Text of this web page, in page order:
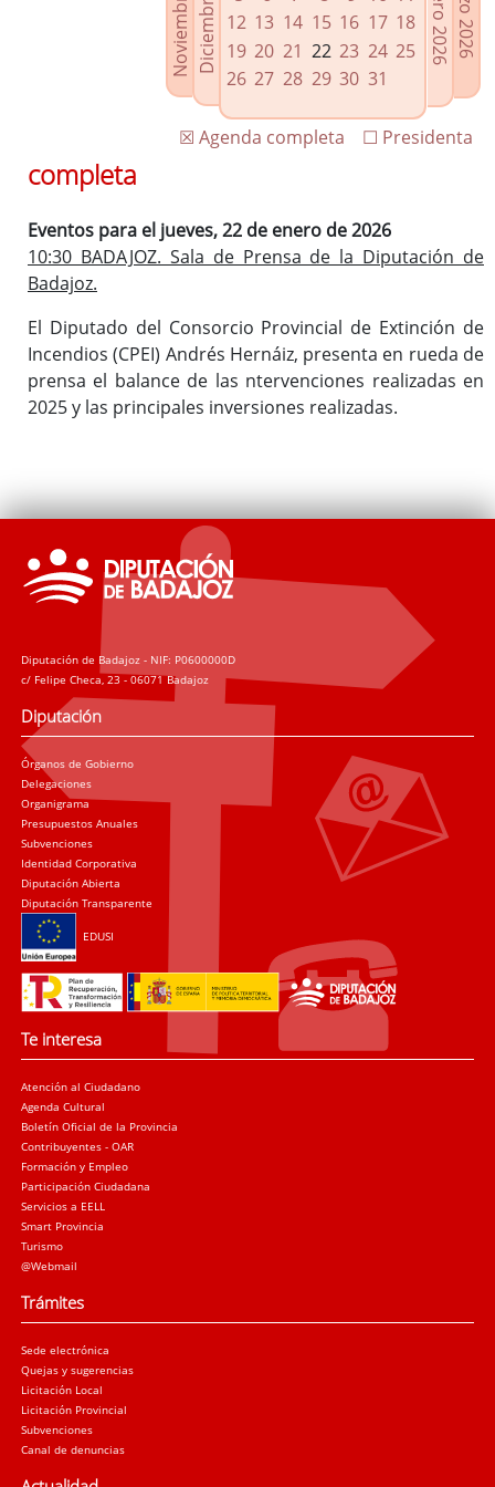
Agenda de Presidencia
Plenos provinciales y Juntas de gobierno
Oficina de Proyectos Europeos
12 13 14 15 16 17 18
19 20 21 22 23 24 25
26 27 28 29 30 31
☐ Presidenta
☒ Agenda completa
completa
Eventos para el jueves, 22 de enero de 2026
10:30 BADAJOZ. Sala de Prensa de la Diputación de
Badajoz.
El Diputado del Consorcio Provincial de Extinción de
Incendios (CPEI) Andrés Hernáiz, presenta en rueda de
prensa el balance de las ntervenciones realizadas en
2025 y las principales inversiones realizadas.
Diputación de Badajoz - NIF: P0600000D
c/ Felipe Checa, 23 - 06071 Badajoz
Diputación
Órganos de Gobierno
Delegaciones
Organigrama
Presupuestos Anuales
Subvenciones
Identidad Corporativa
Diputación Abierta
Diputación Transparente
EDUSI
Te interesa
Atención al Ciudadano
Agenda Cultural
Boletín Oficial de la Provincia
Contribuyentes - OAR
Formación y Empleo
Participación Ciudadana
Servicios a EELL
Smart Provincia
Turismo
@Webmail
Trámites
Sede electrónica
Quejas y sugerencias
Licitación Local
Licitación Provincial
Subvenciones
Canal de denuncias